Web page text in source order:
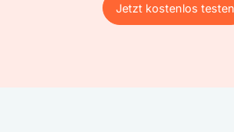
Jetzt kostenlos testen
Jetzt kostenlos testen